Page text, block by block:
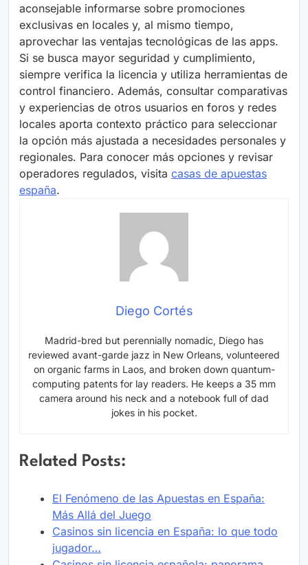
aconsejable informarse sobre promociones
exclusivas en locales y, al mismo tiempo,
aprovechar las ventajas tecnológicas de las apps.
Si se busca mayor seguridad y cumplimiento,
siempre verifica la licencia y utiliza herramientas de
control financiero. Además, consultar comparativas
y experiencias de otros usuarios en foros y redes
locales aporta contexto práctico para seleccionar
la opción más ajustada a necesidades personales y
regionales. Para conocer más opciones y revisar
operadores regulados, visita casas de apuestas
españa.
Diego Cortés
Madrid-bred but perennially nomadic, Diego has
reviewed avant-garde jazz in New Orleans, volunteered
on organic farms in Laos, and broken down quantum-
computing patents for lay readers. He keeps a 35 mm
camera around his neck and a notebook full of dad
jokes in his pocket.
Related Posts:
El Fenómeno de las Apuestas en España:
Más Allá del Juego
Casinos sin licencia en España: lo que todo
jugador…